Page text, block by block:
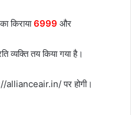
किराया6999 और
व्यक्ति तय किया गया है।
allianceair.in/ पर होगी।